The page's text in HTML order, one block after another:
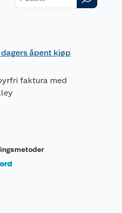
dagers åpent kjøp
faktura med